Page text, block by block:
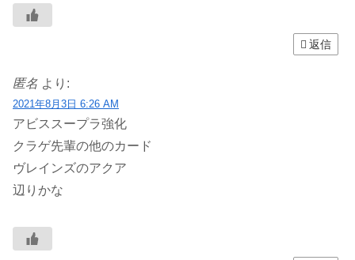
返信
匿名 より:
2021年8月3日 6:26 AM
アビススープラ強化
クラゲ先輩の他のカード
ヴレインズのアクア
辺りかな